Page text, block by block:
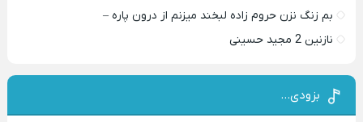
بم زنگ نزن حروم زاده لبخند میزنم از درون پاره –
نازنین 2 مجید حسینی
بزودی…